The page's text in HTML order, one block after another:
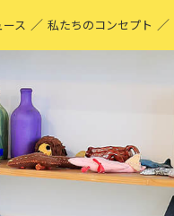
ース ／ 私たちのコンセプト ／